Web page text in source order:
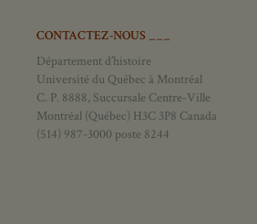
CONTACTEZ-NOUS ___
Département d’histoire
Université du Québec à Montréal
C. P. 8888, Succursale Centre-Ville
Montréal (Québec) H3C 3P8 Canada
(514) 987-3000 poste 8244